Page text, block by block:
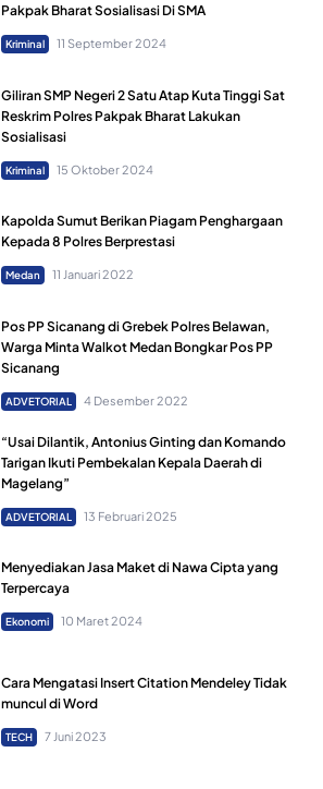
Pakpak Bharat Sosialisasi Di SMA
Kriminal 11 September 2024
Giliran SMP Negeri 2 Satu Atap Kuta Tinggi Sat
Reskrim Polres Pakpak Bharat Lakukan
Sosialisasi
Kriminal 15 Oktober 2024
Kapolda Sumut Berikan Piagam Penghargaan
Kepada 8 Polres Berprestasi
Medan 11 Januari 2022
Pos PP Sicanang di Grebek Polres Belawan,
Warga Minta Walkot Medan Bongkar Pos PP
Sicanang
ADVETORIAL 4 Desember 2022
“Usai Dilantik, Antonius Ginting dan Komando
Tarigan Ikuti Pembekalan Kepala Daerah di
Magelang”
ADVETORIAL 13 Februari 2025
Menyediakan Jasa Maket di Nawa Cipta yang
Terpercaya
Ekonomi 10 Maret 2024
Cara Mengatasi Insert Citation Mendeley Tidak
muncul di Word
TECH 7 Juni 2023